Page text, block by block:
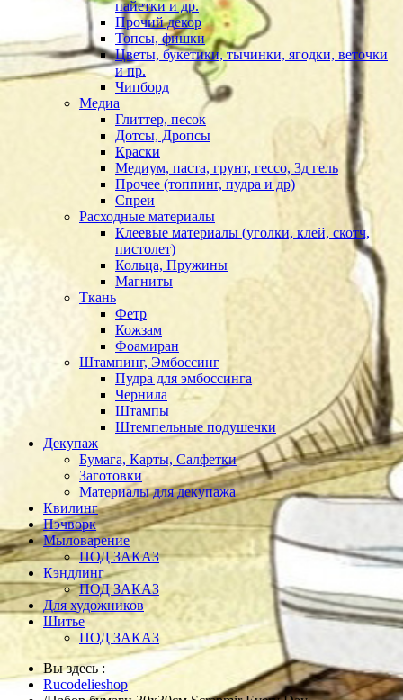
пайетки и др.
Прочий декор
Топсы, фишки
Цветы, букетики, тычинки, ягодки, веточки
и пр.
Чипборд
Медиа
Глиттер, песок
Дотсы, Дропсы
Краски
Медиум, паста, грунт, гессо, 3д гель
Прочее (топпинг, пудра и др)
Спреи
Расходные материалы
Клеевые материалы (уголки, клей, скотч,
пистолет)
Кольца, Пружины
Магниты
Ткань
Фетр
Кожзам
Фоамиран
Штампинг, Эмбоссинг
Пудра для эмбоссинга
Чернила
Штампы
Штемпельные подушечки
Декупаж
Бумага, Карты, Салфетки
Заготовки
Материалы для декупажа
Квилинг
Пэчворк
Мыловарение
ПОД ЗАКАЗ
Кэндлинг
ПОД ЗАКАЗ
Для художников
Шитье
ПОД ЗАКАЗ
Вы здесь :
Rucodelieshop